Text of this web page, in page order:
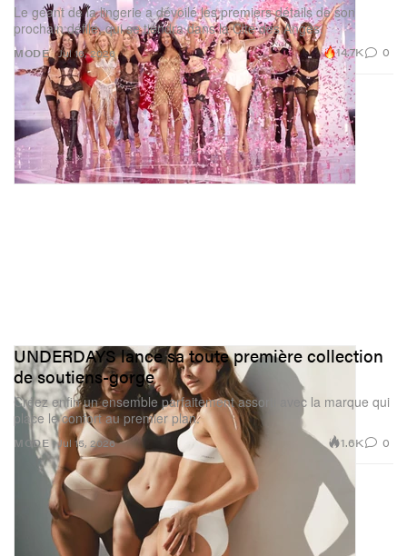
MODE
Le géant de la lingerie a dévoilé les premiers détails de son
prochain défilé, qui se tiendra dans la Cité des Anges.
Jul 16, 2026 14.7K 0
MODE
UNDERDAYS lance sa toute première collection
de soutiens-gorge
Créez enfin un ensemble parfaitement assorti avec la marque qui
place le confort au premier plan.
Jul 15, 2026 1.6K 0